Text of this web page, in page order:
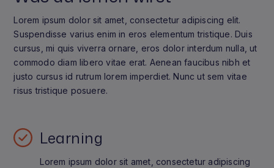
Lorem ipsum dolor sit amet, consectetur adipiscing elit.
Suspendisse varius enim in eros elementum tristique. Duis
cursus, mi quis viverra ornare, eros dolor interdum nulla, ut
commodo diam libero vitae erat. Aenean faucibus nibh et
justo cursus id rutrum lorem imperdiet. Nunc ut sem vitae
risus tristique posuere.
Learning
Lorem ipsum dolor sit amet, consectetur adipiscing